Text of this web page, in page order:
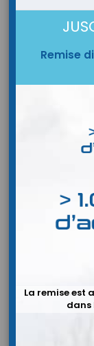
Remise
La remise
dans